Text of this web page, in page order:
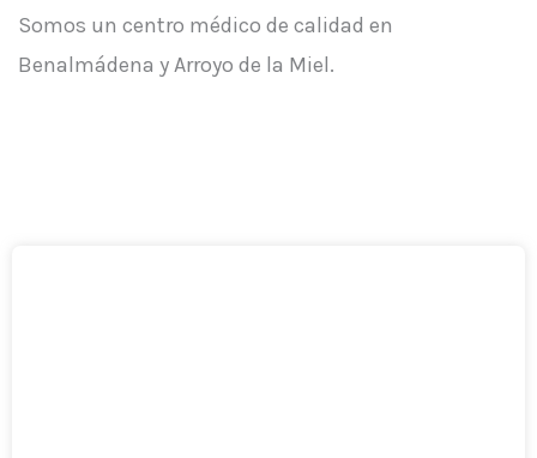
Somos un centro médico de calidad en
Benalmádena y Arroyo de la Miel.